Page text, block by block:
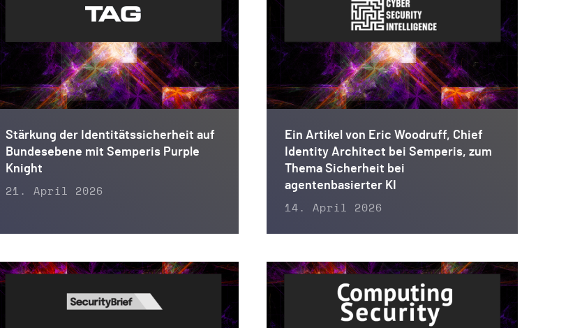
Stärkung der Identitätssicherheit auf
Bundesebene mit Semperis Purple
Knight
21. April 2026
Ein Artikel von Eric Woodruff, Chief
Identity Architect bei Semperis, zum
Thema Sicherheit bei
agentenbasierter KI
14. April 2026